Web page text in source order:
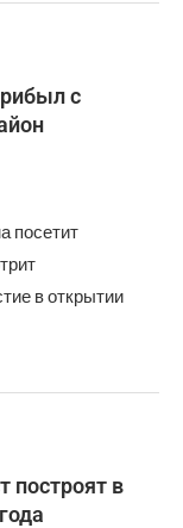
с
посетит
в открытии
построят в